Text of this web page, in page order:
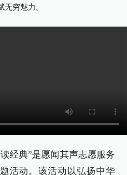
无穷魅力。
读经典”是愿闻其声志愿服务
活动。该活动以弘扬中华